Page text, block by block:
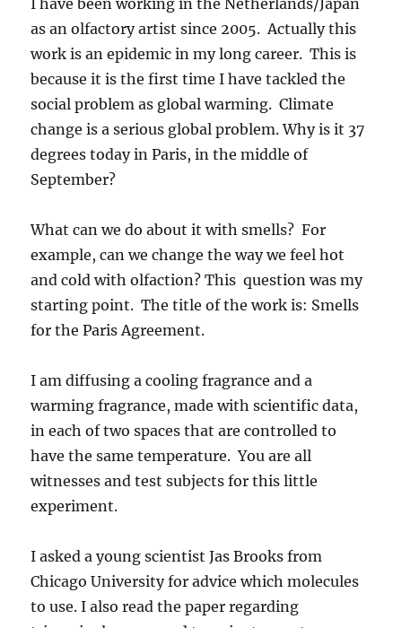
I have been working in the Netherlands/Japan
as an olfactory artist since 2005. Actually this
work is an epidemic in my long career. This is
because it is the first time I have tackled the
social problem as global warming. Climate
change is a serious global problem. Why is it 37
degrees today in Paris, in the middle of
September?
What can we do about it with smells? For
example, can we change the way we feel hot
and cold with olfaction? This question was my
starting point. The title of the work is: Smells
for the Paris Agreement.
I am diffusing a cooling fragrance and a
warming fragrance, made with scientific data,
in each of two spaces that are controlled to
have the same temperature. You are all
witnesses and test subjects for this little
experiment.
I asked a young scientist Jas Brooks from
Chicago University for advice which molecules
to use. I also read the paper regarding